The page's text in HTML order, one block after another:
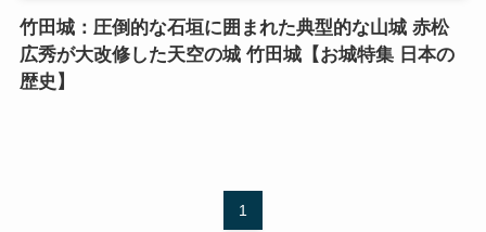
竹田城：圧倒的な石垣に囲まれた典型的な山城 赤松
広秀が大改修した天空の城 竹田城【お城特集 日本の
歴史】
1